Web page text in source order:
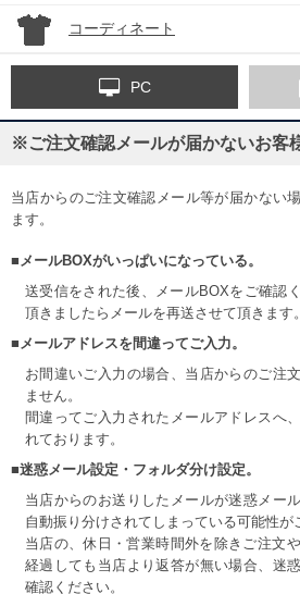
コーディネート
PC
※ご注文確認メールが届かないお客
当店からのご注文確認メール等が届かない
ます。
■メールBOXがいっぱいになっている。
送受信をされた後、メールBOXをご確認
頂きましたらメールを再送させて頂きます。
■メールアドレスを間違ってご入力。
お間違いご入力の場合、当店からのご注
ません。
間違ってご入力されたメールアドレスへ
れております。
■迷惑メール設定・フォルダ分け設定。
当店からのお送りしたメールが迷惑メー
自動振り分けされてしまっている可能性が
当店の、休日・営業時間外を除きご注文
経過しても当店より返答が無い場合、迷
確認ください。